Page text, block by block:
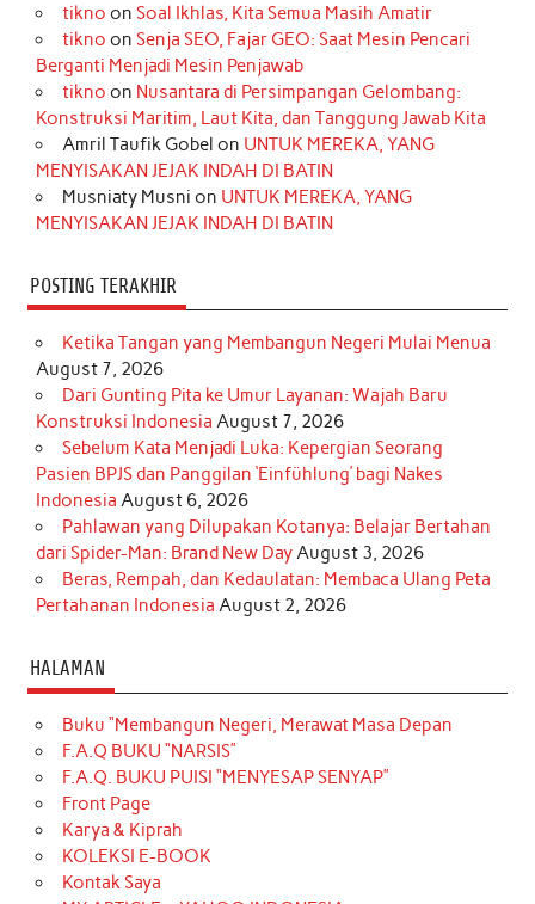
b
o
k
a
r
a
m
o
k
e
r
e
s
t
e
d
I
n
t
r
u
e
tikno on Soal Ikhlas, Kita Semua Masih Amatir
tikno on Senja SEO, Fajar GEO: Saat Mesin Pencari
Berganti Menjadi Mesin Penjawab
tikno on Nusantara di Persimpangan Gelombang:
Konstruksi Maritim, Laut Kita, dan Tanggung Jawab Kita
Amril Taufik Gobel on UNTUK MEREKA, YANG
MENYISAKAN JEJAK INDAH DI BATIN
Musniaty Musni on UNTUK MEREKA, YANG
MENYISAKAN JEJAK INDAH DI BATIN
POSTING TERAKHIR
Ketika Tangan yang Membangun Negeri Mulai Menua
August 7, 2026
Dari Gunting Pita ke Umur Layanan: Wajah Baru
Konstruksi Indonesia August 7, 2026
Sebelum Kata Menjadi Luka: Kepergian Seorang
Pasien BPJS dan Panggilan ‘Einfühlung’ bagi Nakes
Indonesia August 6, 2026
Pahlawan yang Dilupakan Kotanya: Belajar Bertahan
dari Spider-Man: Brand New DayAugust 3, 2026
Beras, Rempah, dan Kedaulatan: Membaca Ulang Peta
Pertahanan Indonesia August 2, 2026
HALAMAN
Buku “Membangun Negeri, Merawat Masa Depan
F.A.Q BUKU “NARSIS”
F.A.Q. BUKU PUISI “MENYESAP SENYAP”
Front Page
Karya & Kiprah
KOLEKSI E-BOOK
Kontak Saya